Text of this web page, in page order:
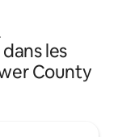
et activités en été
de 2000 pieds
nom de « The
les
County